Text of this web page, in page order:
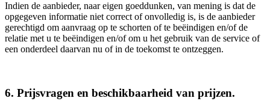
Indien de aanbieder, naar eigen goeddunken, van mening is dat de
opgegeven informatie niet correct of onvolledig is, is de aanbieder
gerechtigd om aanvraag op te schorten of te beëindigen en/of de
relatie met u te beëindigen en/of om u het gebruik van de service of
een onderdeel daarvan nu of in de toekomst te ontzeggen.
6. Prijsvragen en beschikbaarheid van prijzen.